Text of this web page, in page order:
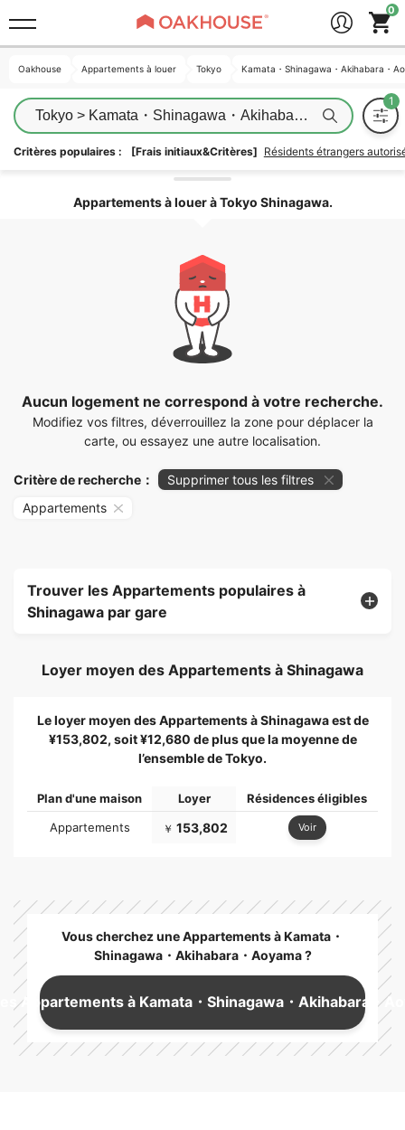
Oakhouse Appartements à louer Tokyo Kamata・Shinagawa・Akihabara・
Tokyo > Kamata・Shinagawa・Akihabara・Aoyama >
Critères populaires : [Frais initiaux&Critères] Résidents étrangers
Appartements à louer à Tokyo Shinagawa.
Aucun logement ne correspond à votre recherche.
Modifiez vos filtres, déverrouillez la zone pour déplacer la
carte, ou essayez une autre localisation.
Critère de recherche：
Supprimer tous les filtres
Appartements
Trouver les Appartements populaires à
Shinagawa par gare
Loyer moyen des Appartements à Shinagawa
Le loyer moyen des Appartements à Shinagawa est de
¥153,802, soit ¥12,680 de plus que la moyenne de
l’ensemble de Tokyo.
Plan d'une maison Loyer
Résidences éligibles
Appartements
￥ 153,802 Voir
Vous cherchez une Appartements à Kamata・
Shinagawa・Akihabara・Aoyama ?
Appartements à Kamata・Shinagawa・Akihabara・
Oakhouse Appartements à louer Tokyo Kamata・Shinagawa・Akihabara・